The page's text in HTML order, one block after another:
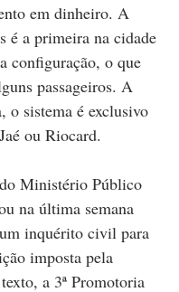
em dinheiro. A
é a primeira na cidade
configuração, o que
passageiros. A
o sistema é exclusivo
ou Riocard.
Ministério Público
na última semana
inquérito civil para
imposta pela
a 3ª Promotoria